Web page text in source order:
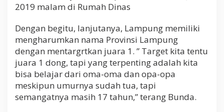
2019 malam di Rumah Dinas
Dengan begitu, lanjutanya, Lampung memiliki
mengharumkan nama Provinsi Lampung
dengan mentargrtkan juara 1. ” Target kita tentu
juara 1 dong, tapi yang terpenting adalah kita
bisa belajar dari oma-oma dan opa-opa
meskipun umurnya sudah tua, tapi
semangatnya masih 17 tahun,” terang Bunda.